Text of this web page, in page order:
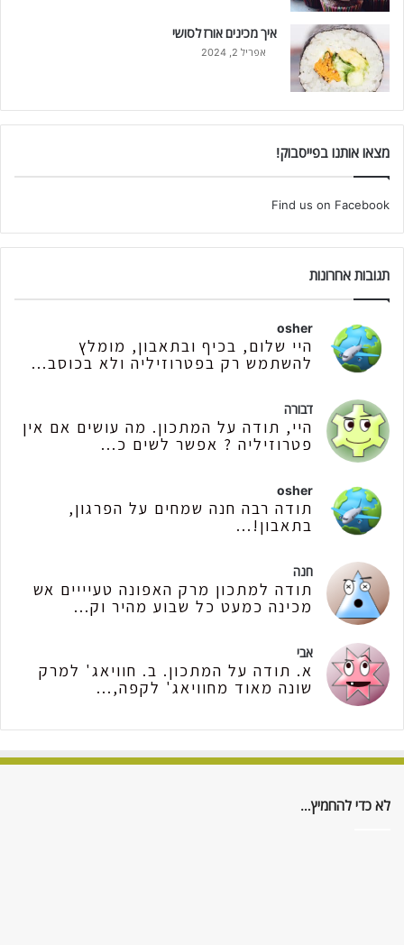
איך מכינים אורז לסושי
אפריל 2, 2024
מצאו אותנו בפייסבוק!
Find us on Facebook
תגובות אחרונות
osher
היי שלום, בכיף ובתאבון, מומלץ
להשתמש רק בפטרוזיליה ולא בכוסב...
דבורה
היי, תודה על המתכון. מה עושים אם אין
פטרוזיליה ? אפשר לשים כ...
osher
תודה רבה חנה שמחים על הפרגון,
בתאבון!...
חנה
תודה למתכון מרק האפונה טעיייים אש
מכינה כמעט כל שבוע מהיר וק...
אבי
א. תודה על המתכון. ב. חוויאג' למרק
שונה מאוד מחוויאג' לקפה,...
לא כדי להחמיץ…